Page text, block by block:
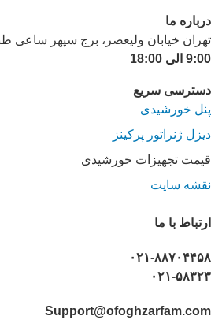
درباره ما
تهران خیابان ولیعصر، برج سپهر ساعی
9:00 الی 18:00
دسترسی سریع
پنل خورشیدی
دیزل ژنراتور پرکینز
قیمت تجهیزات خورشیدی
نقشه سایت
ارتباط با ما
۰۲۱-۸۸۷۰۴۴۵۸
۰۲۱-۵۸۳۲۳
Support@ofoghzarfam.com